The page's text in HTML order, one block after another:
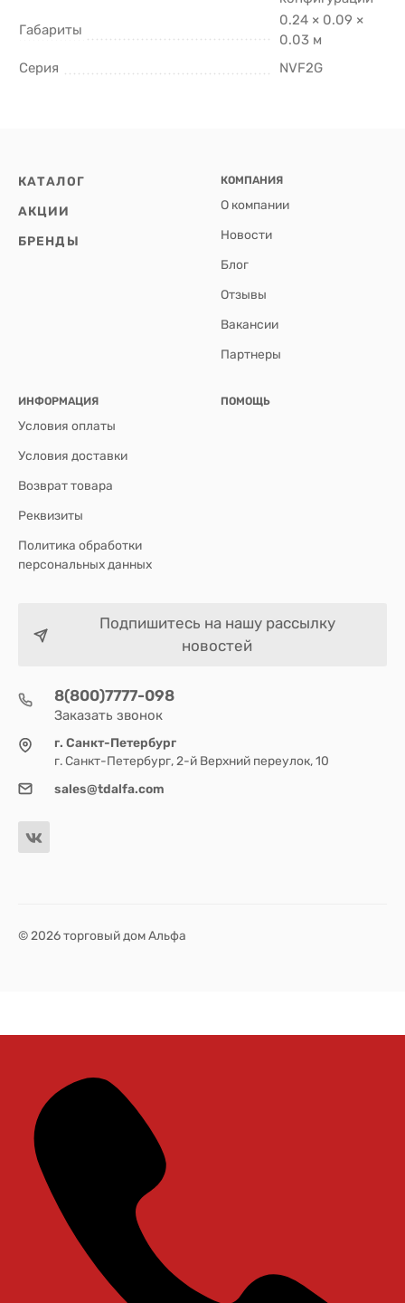
Габариты
0.24 × 0.09 ×
0.03 м
Серия
NVF2G
КАТАЛОГ
АКЦИИ
БРЕНДЫ
КОМПАНИЯ
О компании
Новости
Блог
Отзывы
Вакансии
Партнеры
ИНФОРМАЦИЯ
Условия оплаты
Условия доставки
Возврат товара
Реквизиты
Политика обработки
персональных данных
ПОМОЩЬ
Подпишитесь на нашу рассылку
новостей
8(800)7777-098
Заказать звонок
г. Санкт-Петербург
г. Санкт-Петербург, 2-й Верхний переулок, 10
sales@tdalfa.com
© 2026 торговый дом Альфа